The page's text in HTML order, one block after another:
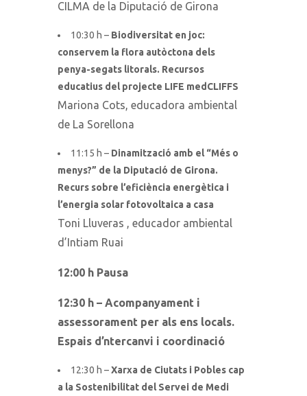
CILMA de la Diputació de Girona
10:30 h – Biodiversitat en joc:
conservem la flora autòctona dels
penya-segats litorals. Recursos
educatius del projecte LIFE medCLIFFS
Mariona Cots, educadora ambiental
de La Sorellona
11:15 h – Dinamització amb el “Més o
menys?” de la Diputació de Girona.
Recurs sobre l’eficiència energètica i
l’energia solar fotovoltaica a casa
Toni Lluveras , educador ambiental
d’Intiam Ruai
12:00 h Pausa
12:30 h – Acompanyament i
assessorament per als ens locals.
Espais d’ntercanvi i coordinació
12:30 h –Xarxa de Ciutats i Pobles cap
a la Sostenibilitat del Servei de Medi